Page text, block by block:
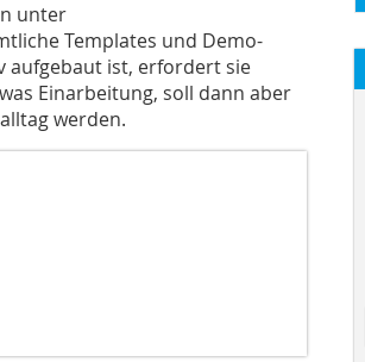
unter
Templates und Demo-
aufgebaut ist, erfordert sie
Einarbeitung, soll dann aber
werden.